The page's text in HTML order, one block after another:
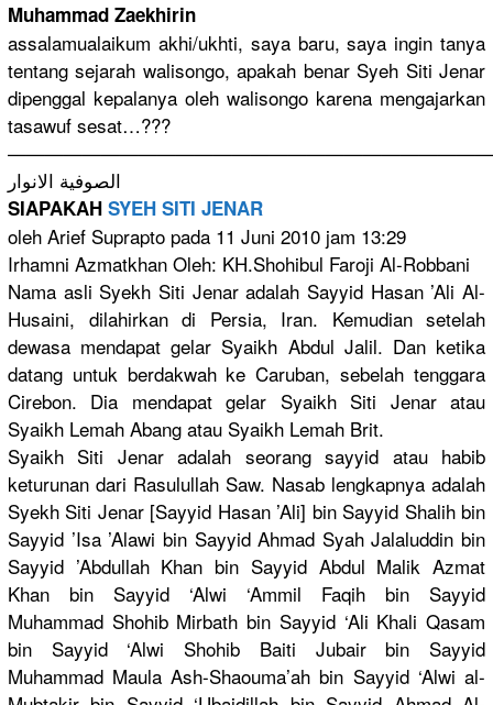
Muhammad Zaekhirin
assalamualaikum akhi/ukhti, saya baru, saya ingin tanya
tentang sejarah walisongo, apakah benar Syeh Siti Jenar
dipenggal kepalanya oleh walisongo karena mengajarkan
tasawuf sesat…???
الصوفية الانوار
SIAPAKAH SYEH SITI JENAR
oleh Arief Suprapto pada 11 Juni 2010 jam 13:29
Irhamni Azmatkhan Oleh: KH.Shohibul Faroji Al-Robbani
Nama asli Syekh Siti Jenar adalah Sayyid Hasan ’Ali Al-
Husaini, dilahirkan di Persia, Iran. Kemudian setelah
dewasa mendapat gelar Syaikh Abdul Jalil. Dan ketika
datang untuk berdakwah ke Caruban, sebelah tenggara
Cirebon. Dia mendapat gelar Syaikh Siti Jenar atau
Syaikh Lemah Abang atau Syaikh Lemah Brit.
Syaikh Siti Jenar adalah seorang sayyid atau habib
keturunan dari Rasulullah Saw. Nasab lengkapnya adalah
Syekh Siti Jenar [Sayyid Hasan ’Ali] bin Sayyid Shalih bin
Sayyid ’Isa ’Alawi bin Sayyid Ahmad Syah Jalaluddin bin
Sayyid ’Abdullah Khan bin Sayyid Abdul Malik Azmat
Khan bin Sayyid ‘Alwi ‘Ammil Faqih bin Sayyid
Muhammad Shohib Mirbath bin Sayyid ‘Ali Khali Qasam
bin Sayyid ‘Alwi Shohib Baiti Jubair bin Sayyid
Muhammad Maula Ash-Shaouma’ah bin Sayyid ‘Alwi al-